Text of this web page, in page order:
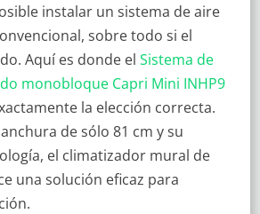
instalar un sistema de aire
sobre todo si el
Aquí es donde elSistema de
monobloque Capri Mini INHP9
la elección correcta.
de sólo 81 cm y su
el climatizador mural de
una solución eficaz para